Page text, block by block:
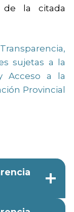
de la citada
sujetas a la
Acceso a la
Provincial